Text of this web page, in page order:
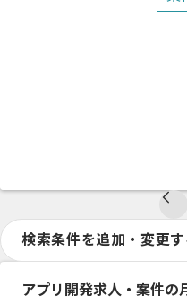
検索条件を追加・変更す
アプリ開発求人・案件の